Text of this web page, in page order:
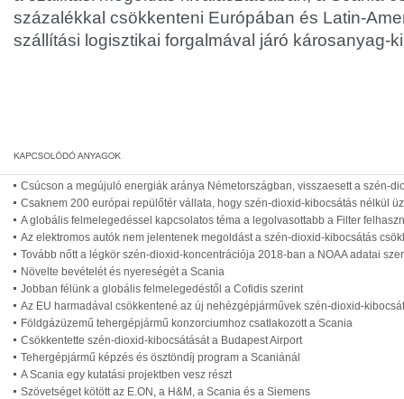
százalékkal csökkenteni Európában és Latin-
szállítási logisztikai forgalmával járó károsanyag-
Csúcson a megújuló energiák aránya Németországban, visszaesett a szén-
Csaknem 200 európai repülőtér vállata, hogy szén-dioxid-kibocsátás nélkül
A globális felmelegedéssel kapcsolatos téma a legolvasottabb a Filter
Az elektromos autók nem jelentenek megoldást a szén-dioxid-kibocsátás
Tovább nőtt a légkör szén-dioxid-koncentrációja 2018-ban a NOAA adatai
Növelte bevételét és nyereségét a Scania
Jobban félünk a globális felmelegedéstől a Cofidis szerint
Az EU harmadával csökkentené az új nehézgépjárművek szén-dioxid-
Földgázüzemű tehergépjármű konzorciumhoz csatlakozott a Scania
Csökkentette szén-dioxid-kibocsátását a Budapest Airport
Tehergépjármű képzés és ösztöndíj program a Scaniánál
A Scania egy kutatási projektben vesz részt
Szövetséget kötött az E.ON, a H&M, a Scania és a Siemens